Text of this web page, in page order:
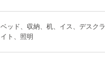
ベッド、収納、机、イス、デスクラ
イト、照明